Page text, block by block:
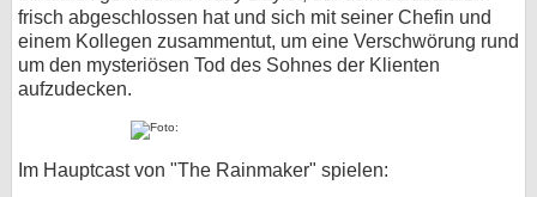
frisch abgeschlossen hat und sich mit seiner Chefin und
einem Kollegen zusammentut, um eine Verschwörung rund
um den mysteriösen Tod des Sohnes der Klienten
aufzudecken.
Im Hauptcast von "The Rainmaker" spielen: